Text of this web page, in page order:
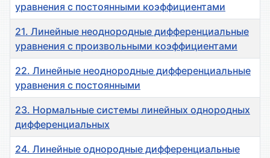
уравнения с постоянными коэффициентами
21. Линейные неоднородные дифференциальные
уравнения с произвольными коэффициентами
22. Линейные неоднородные дифференциальные
уравнения с постоянными
23. Нормальные системы линейных однородных
дифференциальных
24. Линейные однородные дифференциальные